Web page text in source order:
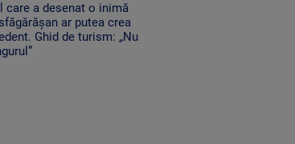
care a desenat o inimă
ar putea crea
Ghid de turism: „Nu